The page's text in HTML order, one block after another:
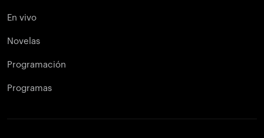
En vivo
Novelas
Programación
Programas